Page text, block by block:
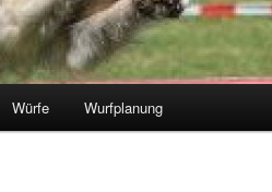
Würfe Wurfplanung